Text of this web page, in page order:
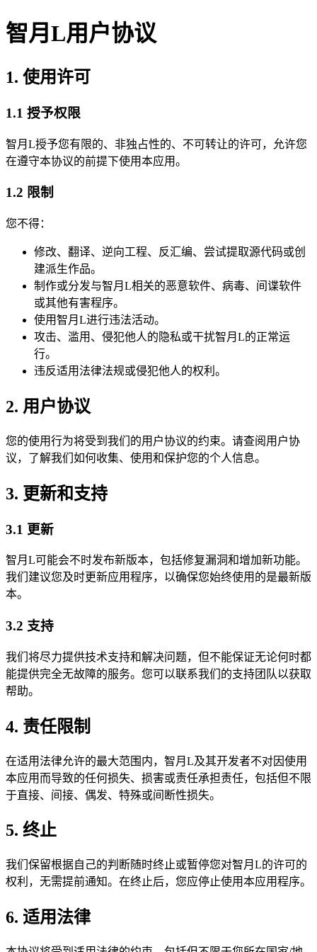
智月L用户协议
1. 使用许可
1.1 授予权限
智月L授予您有限的、非独占性的、不可转让的许可，允许您
在遵守本协议的前提下使用本应用。
1.2 限制
您不得：
修改、翻译、逆向工程、反汇编、尝试提取源代码或创
建派生作品。
制作或分发与智月L相关的恶意软件、病毒、间谍软件
或其他有害程序。
使用智月L进行违法活动。
攻击、滥用、侵犯他人的隐私或干扰智月L的正常运
行。
违反适用法律法规或侵犯他人的权利。
2. 用户协议
您的使用行为将受到我们的用户协议的约束。请查阅用户协
议，了解我们如何收集、使用和保护您的个人信息。
3. 更新和支持
3.1 更新
智月L可能会不时发布新版本，包括修复漏洞和增加新功能。
我们建议您及时更新应用程序，以确保您始终使用的是最新版
本。
3.2 支持
我们将尽力提供技术支持和解决问题，但不能保证无论何时都
能提供完全无故障的服务。您可以联系我们的支持团队以获取
帮助。
4. 责任限制
在适用法律允许的最大范围内， 智月L及其开发者不对因使用
本应用而导致的任何损失、损害或责任承担责任，包括但不限
于直接、间接、偶发、特殊或间断性损失。
5. 终止
我们保留根据自己的判断随时终止或暂停您对智月L的许可的
权利，无需提前通知。在终止后，您应停止使用本应用程序。
6. 适用法律